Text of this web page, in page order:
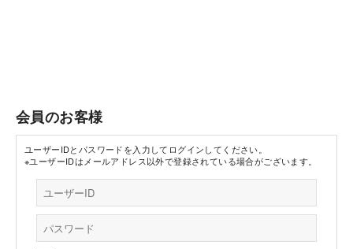
会員のお客様
ユーザーIDとパスワードを入力してログインしてください。
※ユーザーIDはメールアドレス以外で登録されている場合がございます。